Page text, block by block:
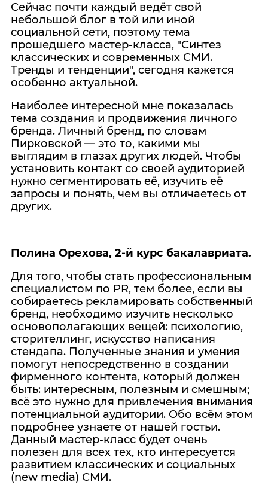
Сейчас почти каждый ведёт свой
небольшой блог в той или иной
социальной сети, поэтому тема
прошедшего мастер-класса, "Синтез
классических и современных СМИ.
Тренды и тенденции", сегодня кажется
особенно актуальной.
Наиболее интересной мне показалась
тема создания и продвижения личного
бренда. Личный бренд, по словам
Пирковской — это то, какими мы
выглядим в глазах других людей. Чтобы
установить контакт со своей аудиторией
нужно сегментировать её, изучить её
запросы и понять, чем вы отличаетесь от
других.
Полина Орехова, 2-й курс бакалавриата.
Для того, чтобы стать профессиональным
специалистом по PR, тем более, если вы
собираетесь рекламировать собственный
бренд, необходимо изучить несколько
основополагающих вещей: психологию,
сторителлинг, искусство написания
стендапа. Полученные знания и умения
помогут непосредственно в создании
фирменного контента, который должен
быть: интересным, полезным и смешным;
всё это нужно для привлечения внимания
потенциальной аудитории. Обо всём этом
подробнее узнаете от нашей гостьи.
Данный мастер-класс будет очень
полезен для всех тех, кто интересуется
развитием классических и социальных
(new media) СМИ.